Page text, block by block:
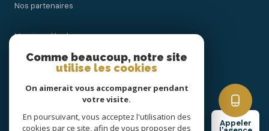
Appeler
Nos partenaires
Mentions légales
Cookies
Comme beaucoup, notre site
utilise les cookies
On aimerait vous accompagner pendant
votre visite.
En poursuivant, vous acceptez l'utilisation des
cookies par ce site, afin de vous proposer des